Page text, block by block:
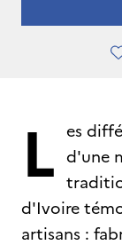
L es
d'une
d'Ivoire
artisans :